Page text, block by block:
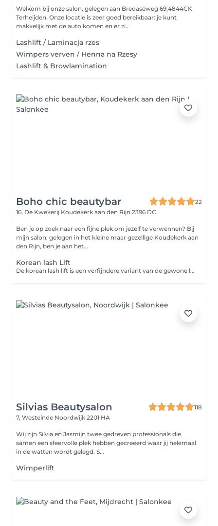
Welkom bij onze salon, gelegen aan Bredaseweg 69,4844CK
Terheijden. Onze locatie is zeer goed bereikbaar: je kunt
makkelijk met de auto komen en er zi...
Lashlift / Laminacja rzes
Wimpers verven / Henna na Rzesy
Lashlift & Browlamination
Boho chic beautybar
22
16, De Kwekerij Koudekerk aan den Rijn 2396 DC
Ben je op zoek naar een fijne plek om jezelf te verwennen? Bij
mijn salon, gelegen in het kleine maar gezellige Koudekerk aan
den Rijn, ben je aan het...
Korean lash Lift
De korean lash lift is een verfijndere variant van de gewone lash lift. Het product is zachter voor de wimpers, stinkt minder en geeft een krul vanaf de aanzet waardoor deze langer mooi blijft.
Silvias Beautysalon
118
7, Westeinde Noordwijk 2201 HA
Wij zijn Silvia en Jasmijn twee gedreven professionals die
samen een sfeervolle plek hebben gecreëerd waar jij helemaal
in de watten wordt gelegd. S...
Wimperlift